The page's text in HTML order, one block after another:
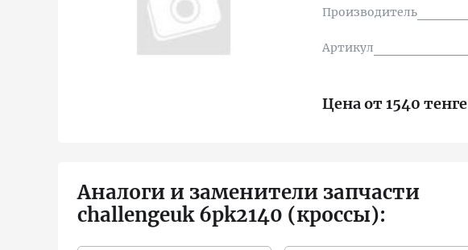
Производитель
Артикул
Цена от 1540 тенге
Аналоги и заменители запчасти
challengeuk 6pk2140 (кроссы):